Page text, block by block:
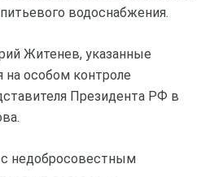
водоснабжения.
Житенев, указанные
на особом контроле
Президента РФ в
с недобросовестным